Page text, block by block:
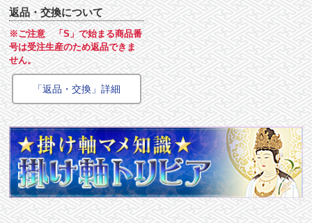
返品・交換について
※ご注意 「S」で始まる商品番
号は受注生産のため返品できま
せん。
「返品・交換」詳細